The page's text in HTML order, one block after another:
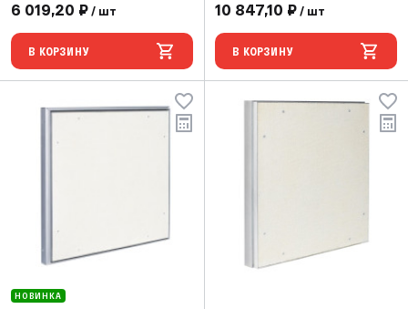
6 019,20 ₽ / шт
В КОРЗИНУ
10 847,10 ₽ / шт
В КОРЗИНУ
НОВИНКА